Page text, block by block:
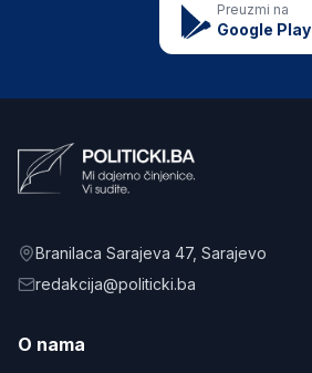
Preuzmi na
Google Play
Branilaca Sarajeva 47, Sarajevo
redakcija@politicki.ba
O nama